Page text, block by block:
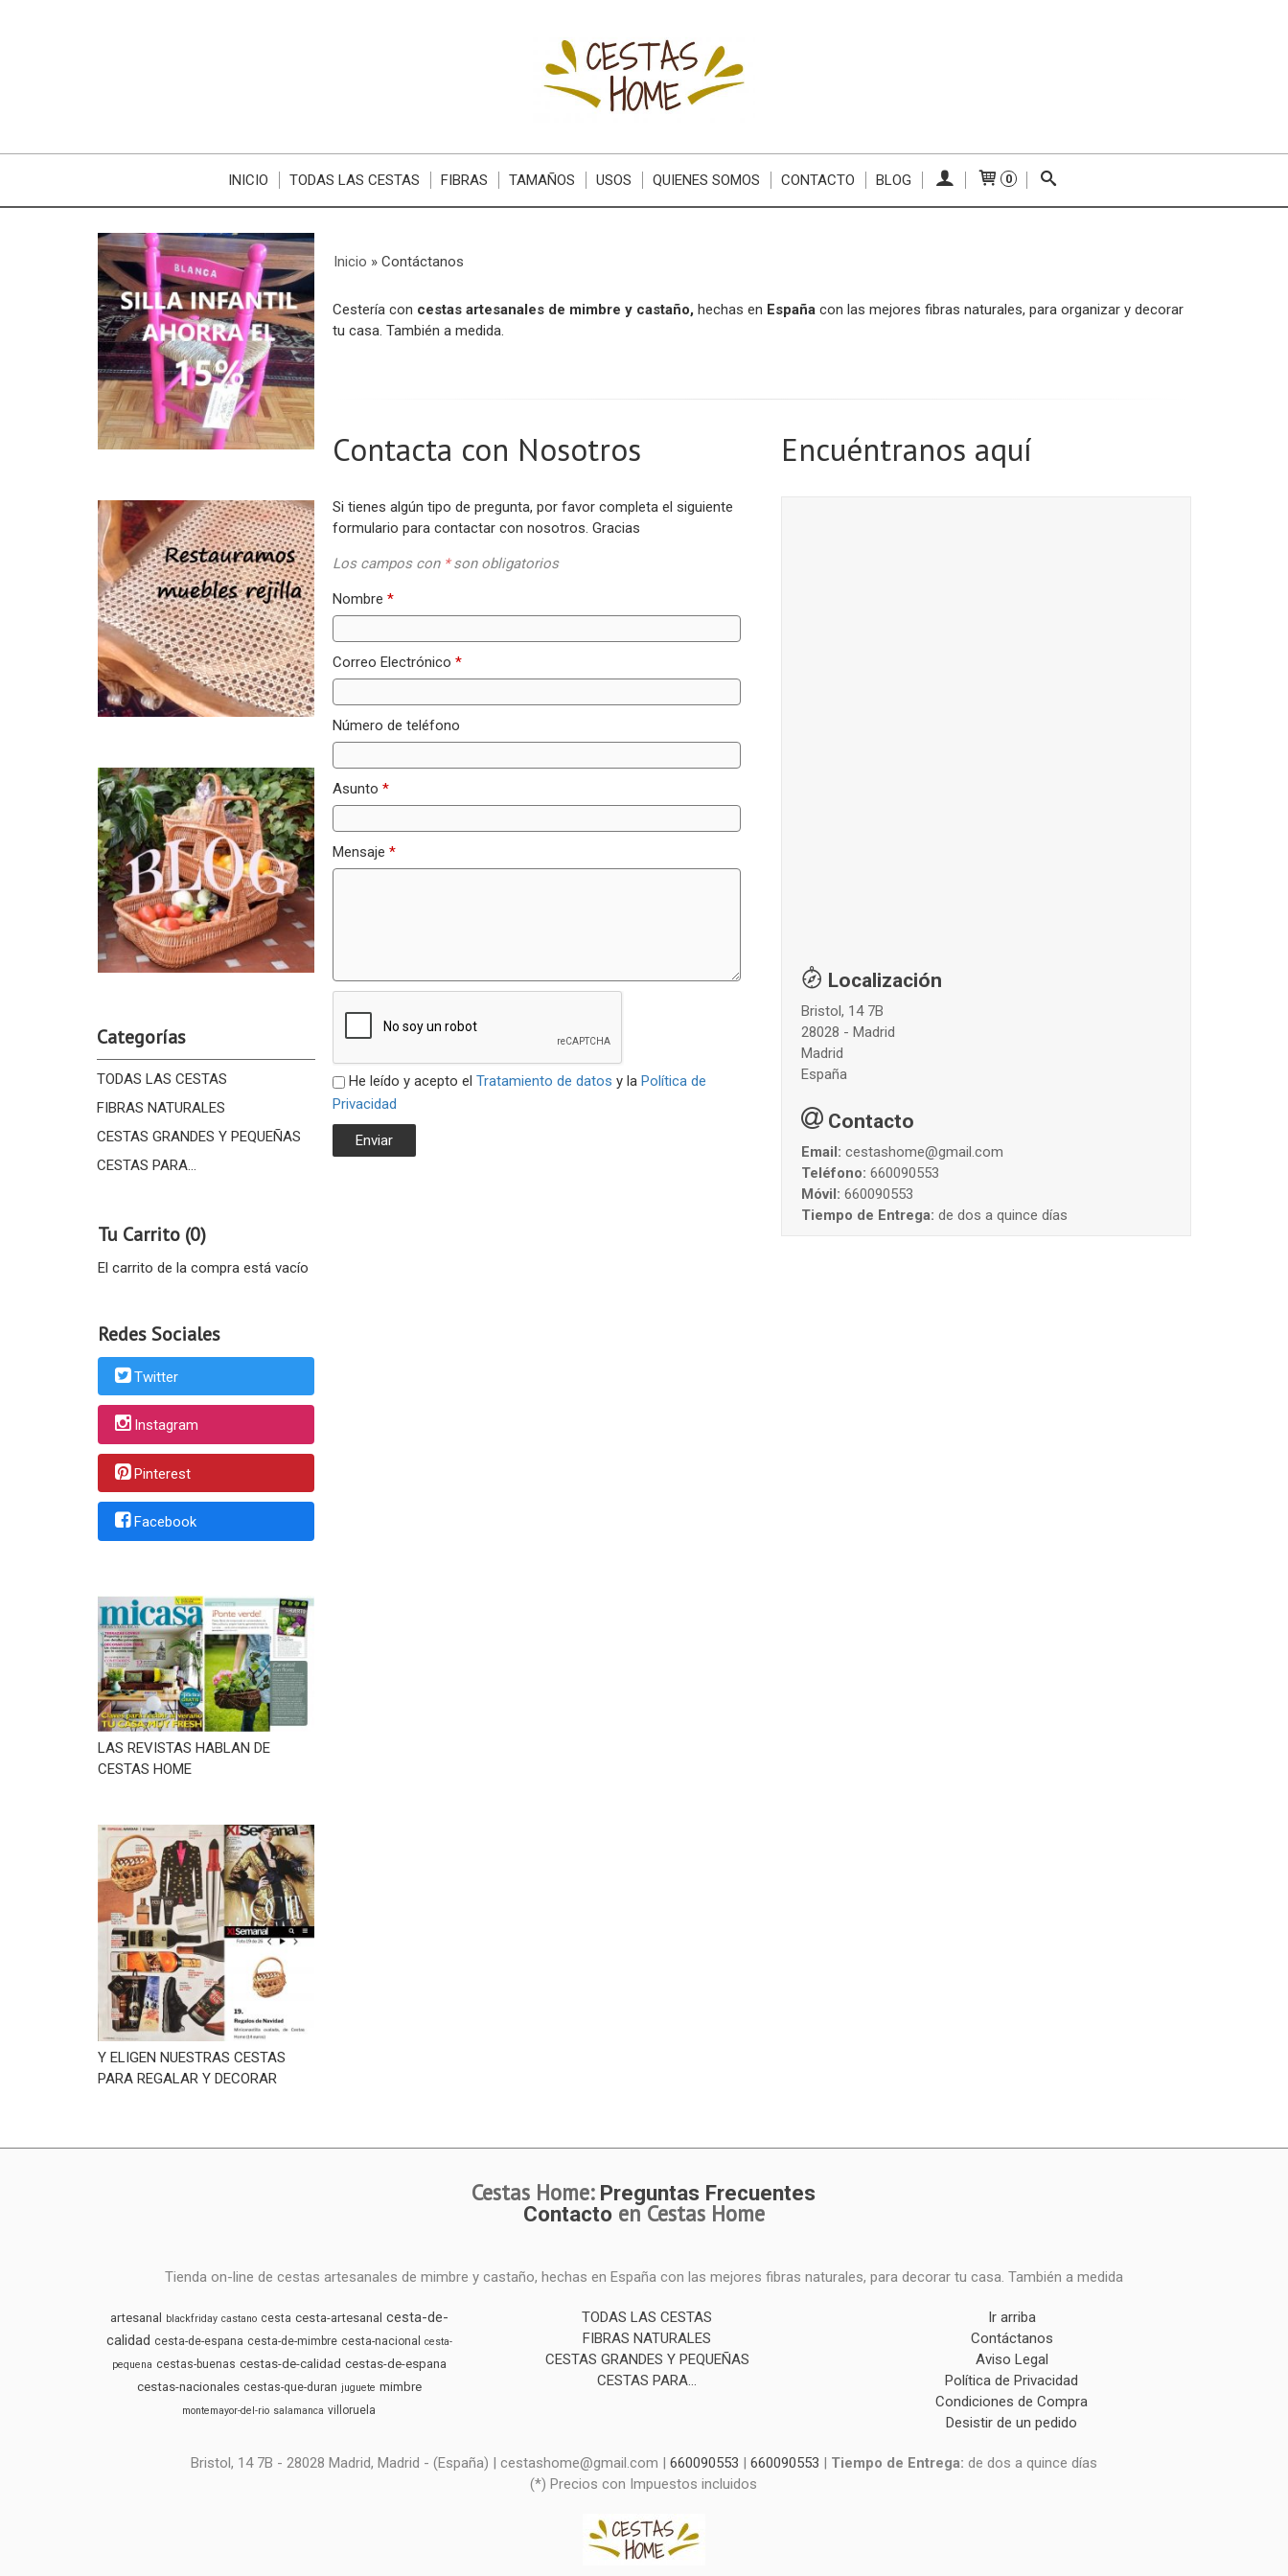
INICIO TODAS LAS CESTAS FIBRAS TAMAÑOS USOS QUIENES SOMOS CONTACTO BLOG 0
Categorías
TODAS LAS CESTAS
FIBRAS NATURALES
CESTAS GRANDES Y PEQUEÑAS
CESTAS PARA...
Tu Carrito (0)
El carrito de la compra está vacío
Redes Sociales
Twitter
Instagram
Pinterest
Facebook
LAS REVISTAS HABLAN DE
CESTAS HOME
Y ELIGEN NUESTRAS CESTAS
PARA REGALAR Y DECORAR
Inicio » Contáctanos
Cestería con cestas artesanales de mimbre y castaño, hechas en Españacon las mejores fibras naturales, para organizar y decorar
tu casa. También a medida.
Contacta con Nosotros
Si tienes algún tipo de pregunta, por favor completa el siguiente
formulario para contactar con nosotros. Gracias
Los campos con *son obligatorios
Nombre *
Correo Electrónico *
Número de teléfono
Asunto *
Mensaje *
He leído y acepto el Tratamiento de datos y la Política de
Privacidad
Encuéntranos aquí
Localización
Bristol, 14 7B
28028 - Madrid
Madrid
España
Contacto
Email: cestashome@gmail.com
Teléfono: 660090553
Móvil: 660090553
Tiempo de Entrega: de dos a quince días
Cestas Home: Preguntas Frecuentes
Contactoen Cestas Home
Tienda on-line de cestas artesanales de mimbre y castaño, hechas en España con las mejores fibras naturales, para decorar tu casa. También a medida
artesanal blackfriday castano cesta cesta-artesanal cesta-de-
calidad cesta-de-espana cesta-de-mimbre cesta-nacional
cesta-
pequena cestas-buenas cestas-de-calidad cestas-de-espana
cestas-nacionales cestas-que-duran juguete mimbre
montemayor-del-rio salamanca villoruela
TODAS LAS CESTAS
FIBRAS NATURALES
CESTAS GRANDES Y PEQUEÑAS
CESTAS PARA...
Ir arriba
Contáctanos
Aviso Legal
Política de Privacidad
Condiciones de Compra
Desistir de un pedido
Bristol, 14 7B - 28028 Madrid, Madrid - (España) | cestashome@gmail.com | 660090553 | 660090553 | Tiempo de Entrega: de dos a quince días
(*) Precios con Impuestos incluidos